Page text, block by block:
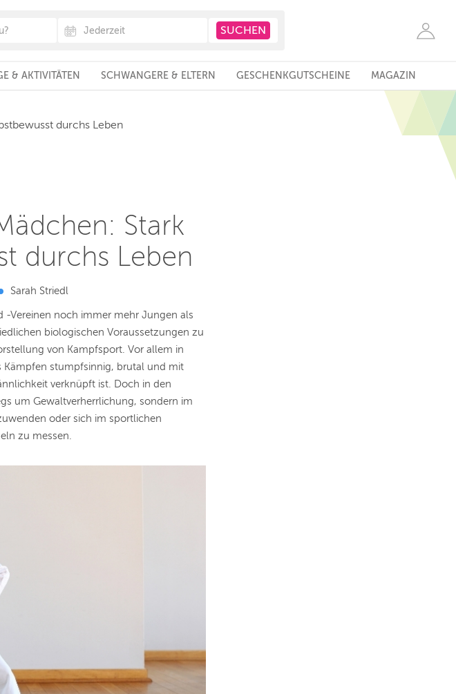
& AKTIVITÄTEN SCHWANGERE & ELTERN GESCHENKGUTSCHEINE MAGAZIN
durchs Leben
Stark
durchs Leben
Sarah Striedl
Vereinen noch immer mehr Jungen als
biologischen Voraussetzungen zu
von Kampfsport. Vor allem in
Kämpfen stumpfsinnig, brutal und mit
verknüpft ist. Doch in den
um Gewaltverherrlichung, sondern im
oder sich im sportlichen
zu messen.